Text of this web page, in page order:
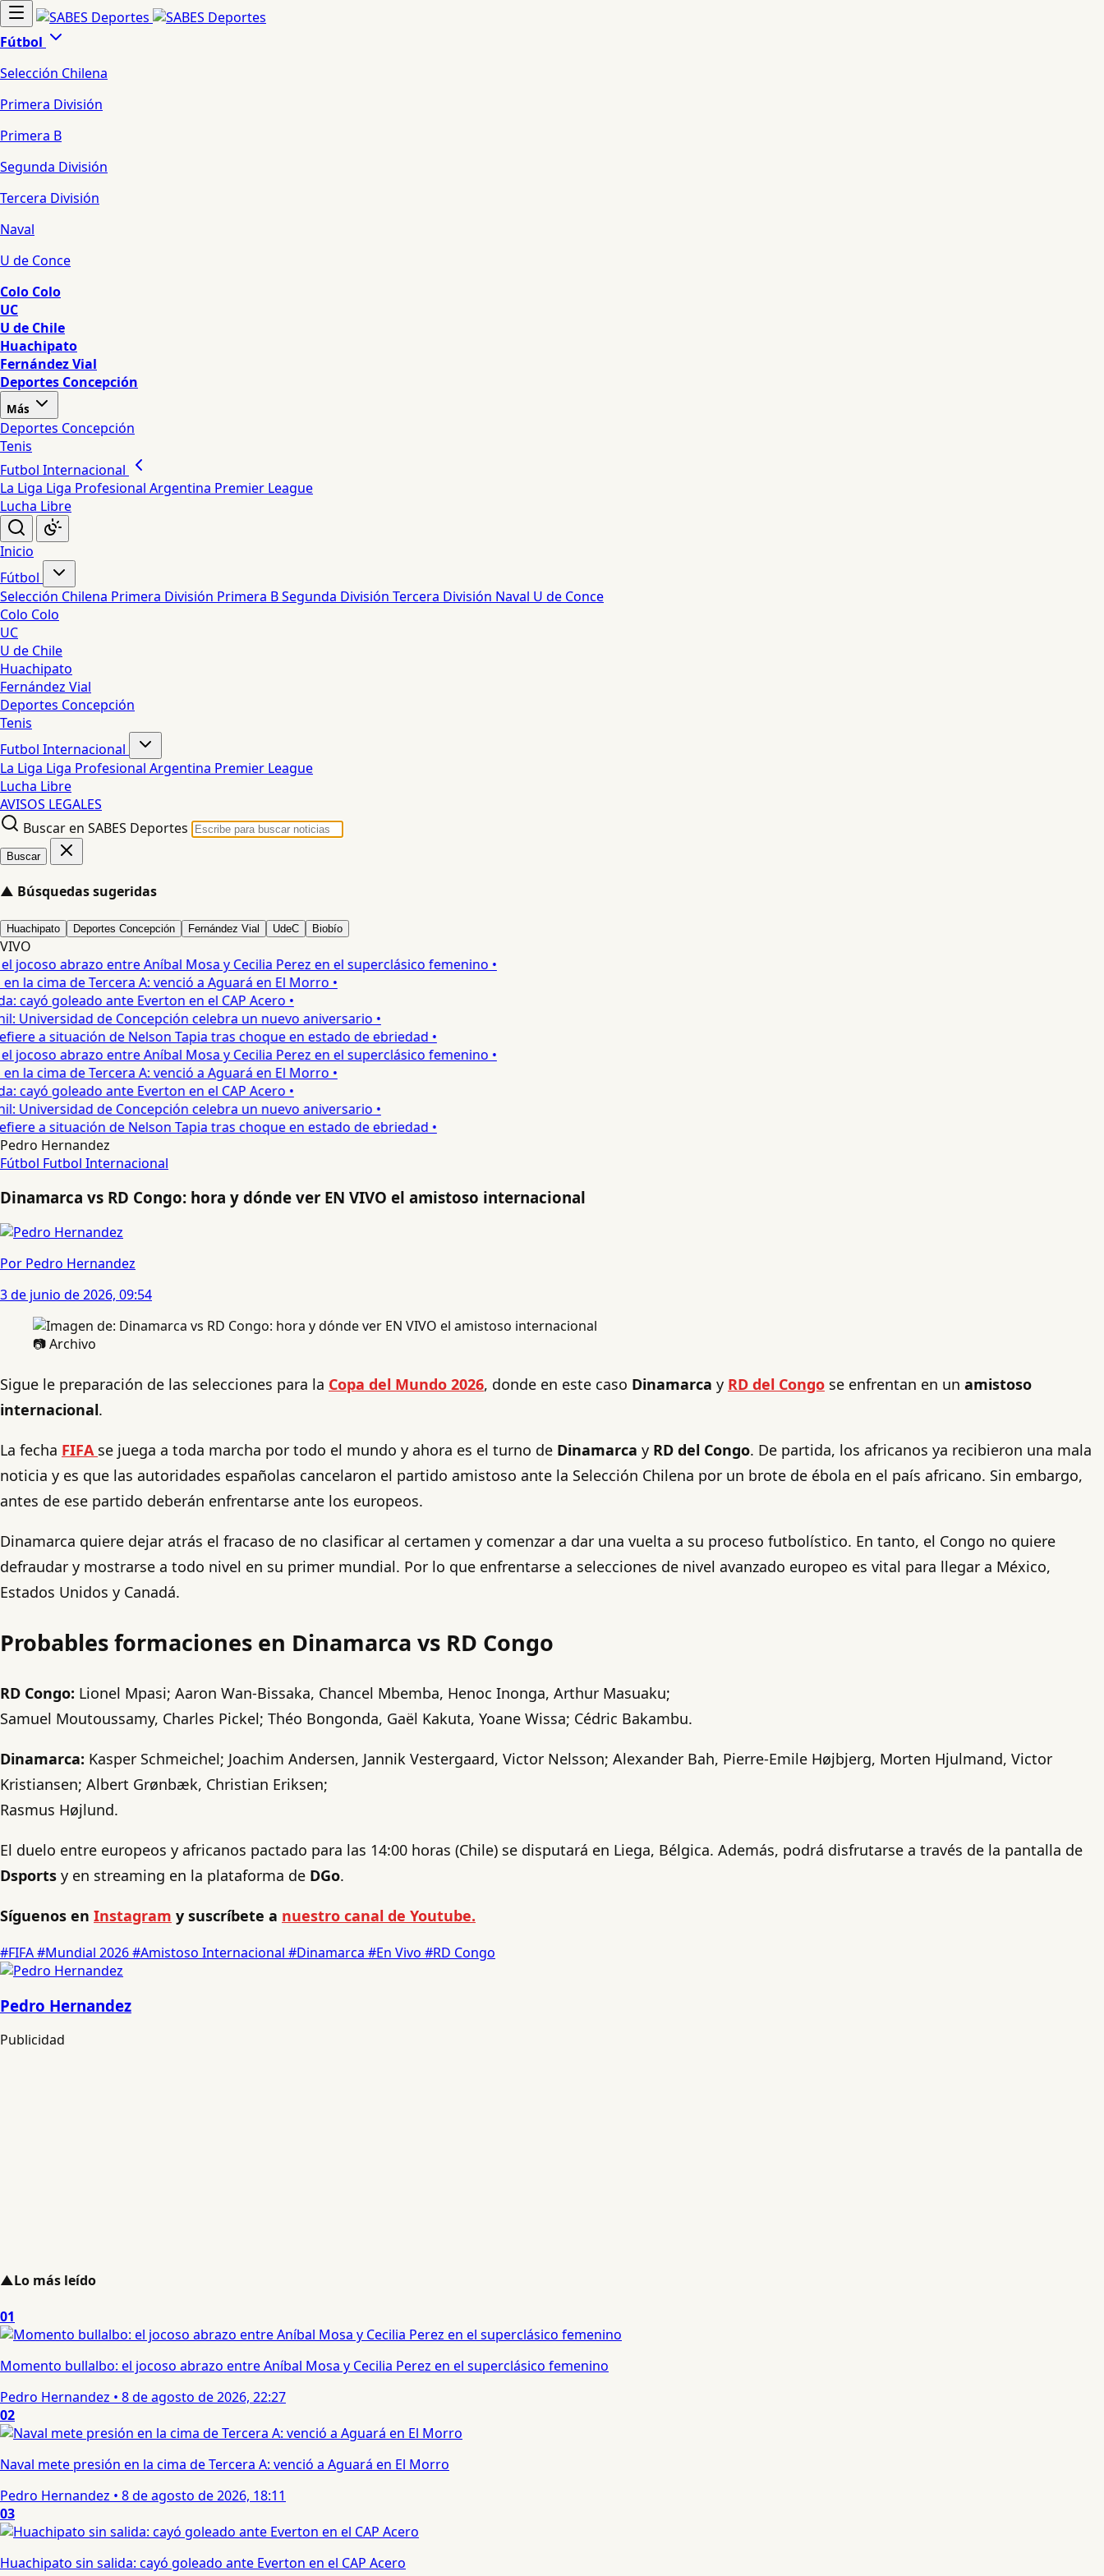
Fútbol
Selección Chilena
Primera División
Primera B
Segunda División
Tercera División
Naval
U de Conce
Colo Colo
UC
U de Chile
Huachipato
Fernández Vial
Deportes Concepción
Más
Deportes Concepción
Tenis
Futbol Internacional
La Liga Liga Profesional Argentina Premier League
Lucha Libre
Inicio
Fútbol
Selección Chilena Primera División Primera BSegunda División Tercera División Naval U de Conce
Colo Colo
UC
U de Chile
Huachipato
Fernández Vial
Deportes Concepción
Tenis
Futbol Internacional
La Liga Liga Profesional Argentina Premier League
Lucha Libre
AVISOS LEGALES
Buscar en SABES Deportes
Buscar
▲ Búsquedas sugeridas
Huachipato Deportes Concepción Fernández Vial UdeC Biobío
VIVO
abrazo entre Aníbal Mosa y Cecilia Perez en el superclásico femenino •
la cima de Tercera A: venció a Aguará en El Morro •
goleado ante Everton en el CAP Acero •
Universidad de Concepción celebra un nuevo aniversario •
a situación de Nelson Tapia tras choque en estado de ebriedad •
abrazo entre Aníbal Mosa y Cecilia Perez en el superclásico femenino •
la cima de Tercera A: venció a Aguará en El Morro •
goleado ante Everton en el CAP Acero •
Universidad de Concepción celebra un nuevo aniversario •
a situación de Nelson Tapia tras choque en estado de ebriedad •
Pedro Hernandez
Fútbol Futbol Internacional
Dinamarca vs RD Congo: hora y dónde ver EN VIVO el amistoso internacional
Por Pedro Hernandez
3 de junio de 2026, 09:54
📷 Archivo
Sigue le preparación de las selecciones para la Copa del Mundo 2026, donde en este caso Dinamarca y RD del Congo se enfrentan en un amistoso
internacional.
La fecha FIFA se juega a toda marcha por todo el mundo y ahora es el turno de Dinamarca y RD del Congo. De partida, los africanos ya recibieron una mala
noticia y es que las autoridades españolas cancelaron el partido amistoso ante la Selección Chilena por un brote de ébola en el país africano. Sin embargo,
antes de ese partido deberán enfrentarse ante los europeos.
Dinamarca quiere dejar atrás el fracaso de no clasificar al certamen y comenzar a dar una vuelta a su proceso futbolístico. En tanto, el Congo no quiere
defraudar y mostrarse a todo nivel en su primer mundial. Por lo que enfrentarse a selecciones de nivel avanzado europeo es vital para llegar a México,
Estados Unidos y Canadá.
Probables formaciones en Dinamarca vs RD Congo
RD Congo: Lionel Mpasi; Aaron Wan-Bissaka, Chancel Mbemba, Henoc Inonga, Arthur Masuaku;
Samuel Moutoussamy, Charles Pickel; Théo Bongonda, Gaël Kakuta, Yoane Wissa; Cédric Bakambu.
Dinamarca: Kasper Schmeichel; Joachim Andersen, Jannik Vestergaard, Victor Nelsson; Alexander Bah, Pierre-Emile Højbjerg, Morten Hjulmand, Victor
Kristiansen; Albert Grønbæk, Christian Eriksen;
Rasmus Højlund.
El duelo entre europeos y africanos pactado para las 14:00 horas (Chile) se disputará en Liega, Bélgica. Además, podrá disfrutarse a través de la pantalla de
Dsports y en streaming en la plataforma de DGo.
Síguenos en Instagram y suscríbete a nuestro canal de Youtube.
#FIFA#Mundial 2026#Amistoso Internacional #Dinamarca #En Vivo #RD Congo
Pedro Hernandez
Publicidad
▲Lo más leído
01
Momento bullalbo: el jocoso abrazo entre Aníbal Mosa y Cecilia Perez en el superclásico femenino
Pedro Hernandez • 8 de agosto de 2026, 22:27
02
Naval mete presión en la cima de Tercera A: venció a Aguará en El Morro
Pedro Hernandez • 8 de agosto de 2026, 18:11
03
Huachipato sin salida: cayó goleado ante Everton en el CAP Acero